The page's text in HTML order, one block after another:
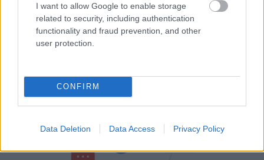
I want to allow Google to enable storage
related to security, including authentication
functionality and fraud prevention, and other
user protection.
CONFIRM
Data Deletion Data Access Privacy Policy
Θηλασμός: Το «θαύμα» των πρώτων 1.000 ημερών – Τι
συμβαίνει στον εγκέφαλο του μωρού